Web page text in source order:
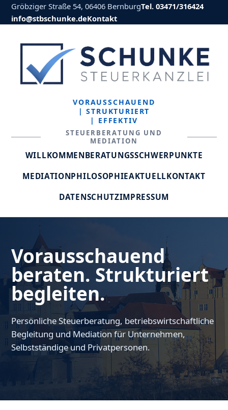
Gröbziger Straße 54, 06406 BernburgTel. 03471/316424
info@stbschunke.deKontakt
VORAUSSCHAUEND
| STRUKTURIERT
| EFFEKTIV
STEUERBERATUNG UND
MEDIATION
WILLKOMMENBERATUNGSSCHWERPUNKTE
MEDIATIONPHILOSOPHIEAKTUELLKONTAKT
DATENSCHUTZIMPRESSUM
Vorausschauend
beraten. Strukturiert
begleiten.
Persönliche Steuerberatung, betriebswirtschaftliche
Begleitung und Mediation für Unternehmen,
Selbstständige und Privatpersonen.